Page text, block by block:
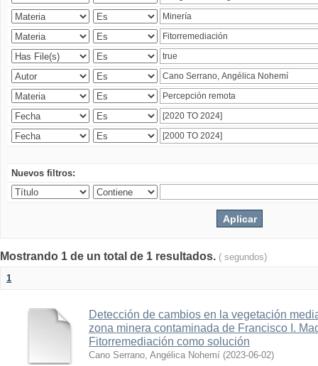
Nuevos filtros:
Mostrando 1 de un total de 1 resultados. ( segundos)
1
Detección de cambios en la vegetación
zona minera contaminada de Francisco I.
Fitorremediación como solución
Cano Serrano, Angélica Nohemí (2023-06-02)